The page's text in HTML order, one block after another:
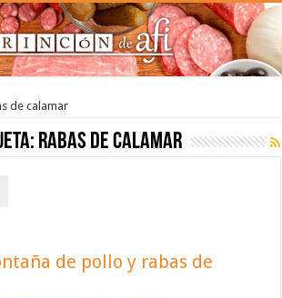
de calamar
rabas de calamar
de pollo y rabas de